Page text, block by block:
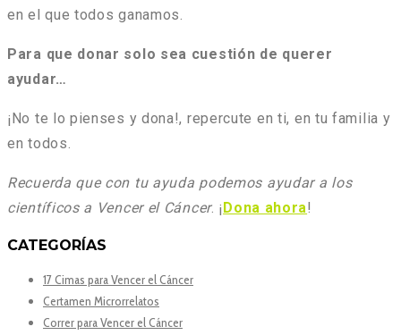
en el que todos ganamos.
Para que donar solo sea cuestión de querer
ayudar…
¡No te lo pienses y dona!, repercute en ti, en tu familia y
en todos.
Recuerda que con tu ayuda podemos ayudar a los
científicos a Vencer el Cáncer. ¡ Dona ahora!
CATEGORÍAS
17 Cimas para Vencer el Cáncer
Certamen Microrrelatos
Correr para Vencer el Cáncer